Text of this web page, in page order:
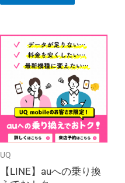
UQ
【LINE】auへの乗り換